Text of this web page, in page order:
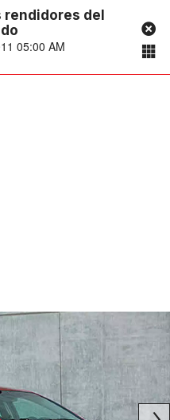
rendidores del
05:00 AM